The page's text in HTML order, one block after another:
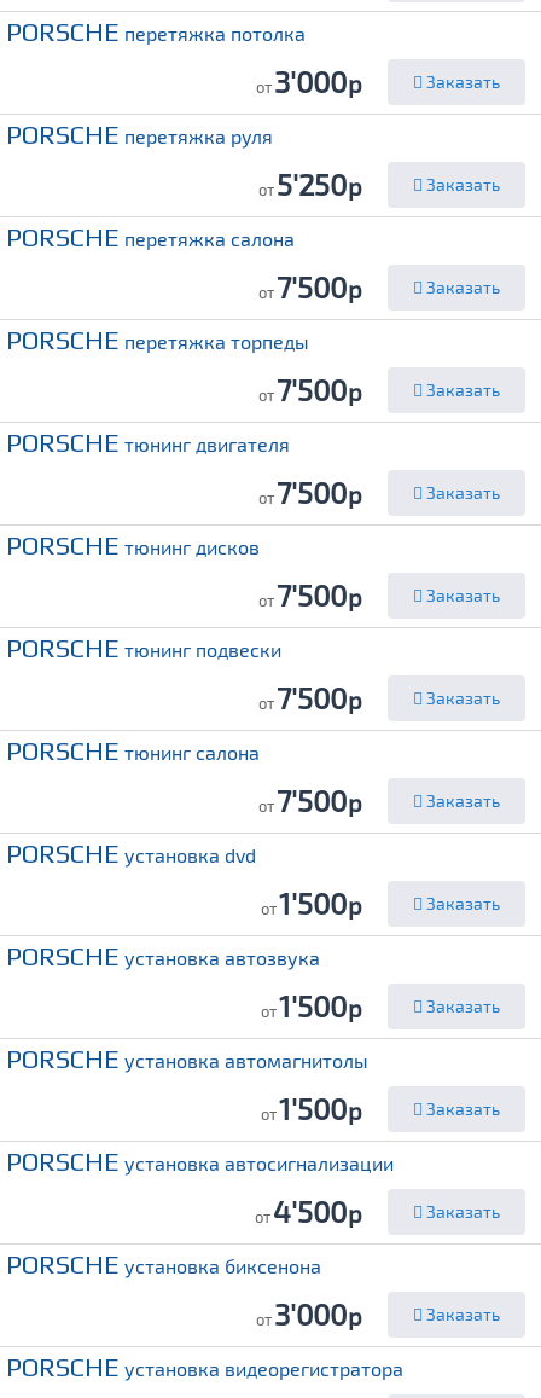
PORSCHE перетяжка потолка
от3'000р Заказать
PORSCHE перетяжка руля
от5'250р Заказать
PORSCHE перетяжка салона
от7'500р Заказать
PORSCHE перетяжка торпеды
от7'500р Заказать
PORSCHE тюнинг двигателя
от7'500р Заказать
PORSCHE тюнинг дисков
от7'500р Заказать
PORSCHE тюнинг подвески
от7'500р Заказать
PORSCHE тюнинг салона
от7'500р Заказать
PORSCHE установка dvd
от1'500р Заказать
PORSCHE установка автозвука
от1'500р Заказать
PORSCHE установка автомагнитолы
от1'500р Заказать
PORSCHE установка автосигнализации
от4'500р Заказать
PORSCHE установка биксенона
от3'000р Заказать
PORSCHE установка видеорегистратора